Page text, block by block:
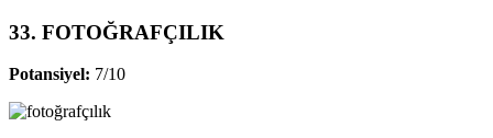
33. FOTOĞRAFÇILIK
Potansiyel: 7/10